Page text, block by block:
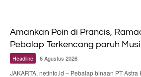
Amankan Poin di Prancis,
Pebalap Terkencang paruh
Headline 6 Agustus 2026
JAKARTA, netinfo.id – Pebalap binaan PT